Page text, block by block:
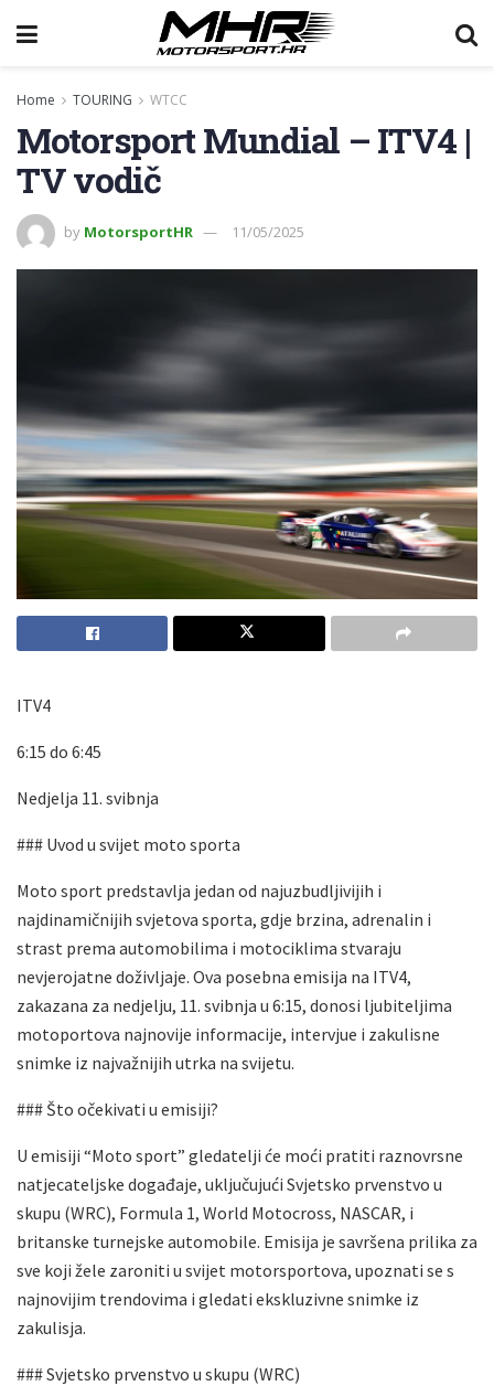
Home TOURING WTCC
Motorsport Mundial – ITV4 |
TV vodič
by MotorsportHR 11/05/2025
ITV4
6:15 do 6:45
Nedjelja 11. svibnja
### Uvod u svijet moto sporta
Moto sport predstavlja jedan od najuzbudljivijih i
najdinamičnijih svjetova sporta, gdje brzina, adrenalin i
strast prema automobilima i motociklima stvaraju
nevjerojatne doživljaje. Ova posebna emisija na ITV4,
zakazana za nedjelju, 11. svibnja u 6:15, donosi ljubiteljima
motoportova najnovije informacije, intervjue i zakulisne
snimke iz najvažnijih utrka na svijetu.
### Što očekivati u emisiji?
U emisiji “Moto sport” gledatelji će moći pratiti raznovrsne
natjecateljske događaje, uključujući Svjetsko prvenstvo u
skupu (WRC), Formula 1, World Motocross, NASCAR, i
britanske turnejske automobile. Emisija je savršena prilika za
sve koji žele zaroniti u svijet motorsportova, upoznati se s
najnovijim trendovima i gledati ekskluzivne snimke iz
zakulisja.
### Svjetsko prvenstvo u skupu (WRC)